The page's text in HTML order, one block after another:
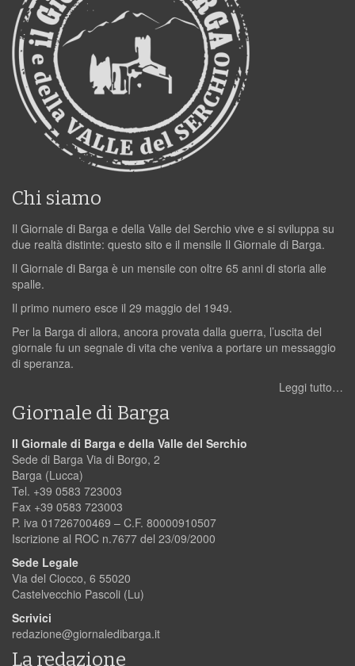
Chi siamo
Il Giornale di Barga e della Valle del Serchio vive e si sviluppa su
due realtà distinte: questo sito e il mensile Il Giornale di Barga.
Il Giornale di Barga è un mensile con oltre 65 anni di storia alle
spalle.
Il primo numero esce il 29 maggio del 1949.
Per la Barga di allora, ancora provata dalla guerra, l’uscita del
giornale fu un segnale di vita che veniva a portare un messaggio
di speranza.
Leggi tutto…
Giornale di Barga
Il Giornale di Barga e della Valle del Serchio
Sede di Barga Via di Borgo, 2
Barga (Lucca)
Tel. +39 0583 723003
Fax +39 0583 723003
P. iva 01726700469 – C.F. 80000910507
Iscrizione al ROC n.7677 del 23/09/2000
Sede Legale
Via del Ciocco, 6 55020
Castelvecchio Pascoli (Lu)
Scrivici
redazione@giornaledibarga.it
La redazione